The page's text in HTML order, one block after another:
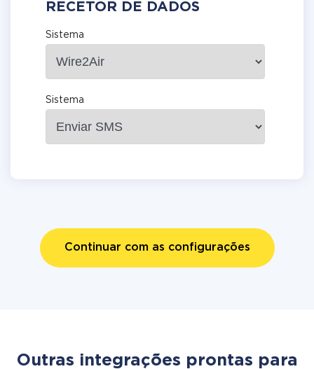
RECETOR DE DADOS
Sistema
Sistema
Continuar com as configurações
Outras integrações prontas para